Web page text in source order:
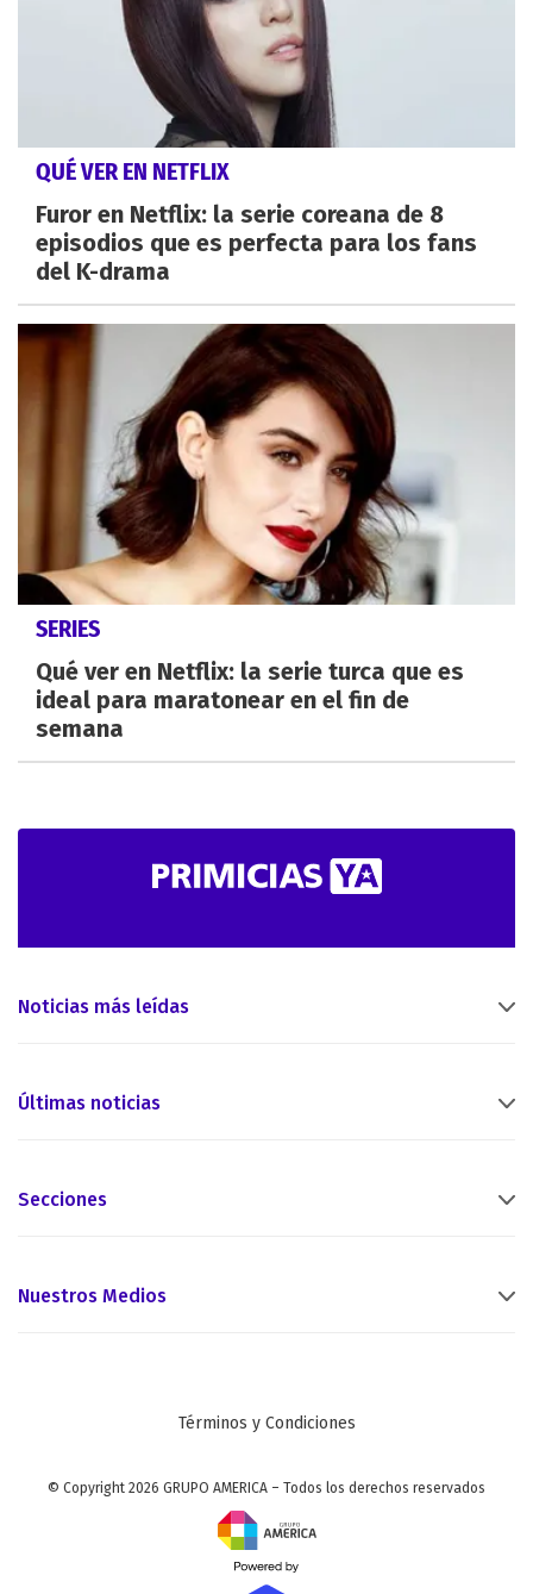
QUÉ VER EN NETFLIX
Furor en Netflix: la serie coreana de 8
episodios que es perfecta para los fans
del K-drama
SERIES
Qué ver en Netflix: la serie turca que es
ideal para maratonear en el fin de
semana
Noticias más leídas
Últimas noticias
Secciones
Nuestros Medios
Términos y Condiciones
© Copyright 2026 GRUPO AMERICA – Todos los derechos reservados